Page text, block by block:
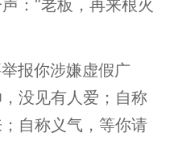
：“老板，再来根火
报你涉嫌虚假广
没见有人爱；自称
自称义气，等你请